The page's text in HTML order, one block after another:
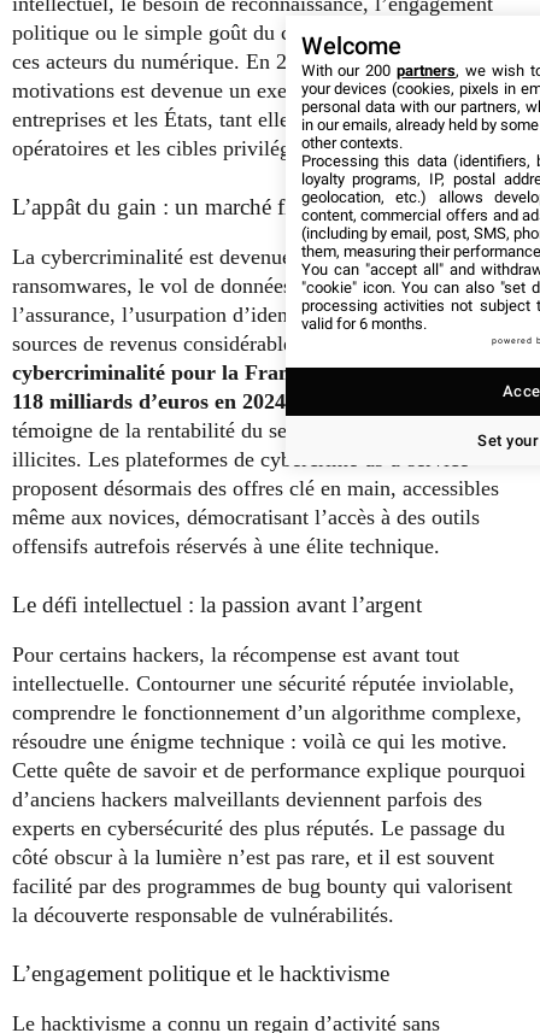
politique ou le simple goût du chaos animent tout autant
ces acteurs du numérique. En 2026, l’analyse des
motivations est devenue un exercice stratégique pour les
entreprises et les États, tant elle éclaire les modes
opératoires et les cibles privilégiées.
L’appât du gain : un marché florissant
La cybercriminalité est devenue une industrie. Les
ransomwares, le vol de données bancaires, la fraude à
l’assurance, l’usurpation d’identité représentent des
sources de revenus considérables.
Le coût annuel de la
cybercriminalité pour la France est estimé à plus de
118 milliards d’euros en 2024
témoigne de la rentabilité du secteur pour ses acteurs
illicites. Les plateformes de cybercrime-as-a-service
proposent désormais des offres clé en main, accessibles
même aux novices, démocratisant l’accès à des outils
offensifs autrefois réservés à une élite technique.
Le défi intellectuel : la passion avant l’argent
Pour certains hackers, la récompense est avant tout
intellectuelle. Contourner une sécurité réputée inviolable,
comprendre le fonctionnement d’un algorithme complexe,
résoudre une énigme technique : voilà ce qui les motive.
Cette quête de savoir et de performance explique pourquoi
d’anciens hackers malveillants deviennent parfois des
experts en cybersécurité des plus réputés. Le passage du
côté obscur à la lumière n’est pas rare, et il est souvent
facilité par des programmes de bug bounty qui valorisent
la découverte responsable de vulnérabilités.
L’engagement politique et le hacktivisme
Le hacktivisme a connu un regain d’activité sans
Welcome
With our 200partners, we wish
your devices (cookies, pixels in
personal data with our partners,
in our emails, already held by
other contexts.
Processing this data (identifiers,
loyalty programs, IP, postal
geolocation, etc.) allows
content, commercial offers and
(including by email, post, SMS,
them, measuring their
You can "accept all" and
"cookie" icon. You can also "set
processing activities not subject
valid for 6 months.
powered
Set